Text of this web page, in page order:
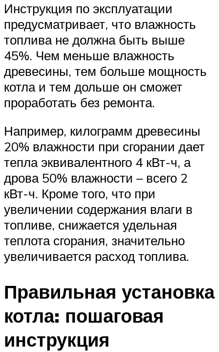
Инструкция по эксплуатации
предусматривает, что влажность
топлива не должна быть выше
45%. Чем меньше влажность
древесины, тем больше мощность
котла и тем дольше он сможет
проработать без ремонта.
Например, килограмм древесины
20% влажности при сгорании дает
тепла эквивалентного 4 кВт-ч, а
дрова 50% влажности – всего 2
кВт-ч. Кроме того, что при
увеличении содержания влаги в
топливе, снижается удельная
теплота сгорания, значительно
увеличивается расход топлива.
Правильная установка
котла: пошаговая
инструкция